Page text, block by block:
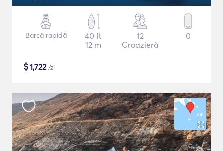
Barcă rapidă
40 ft
12 m
12
Croazieră
0
$1,722/zi